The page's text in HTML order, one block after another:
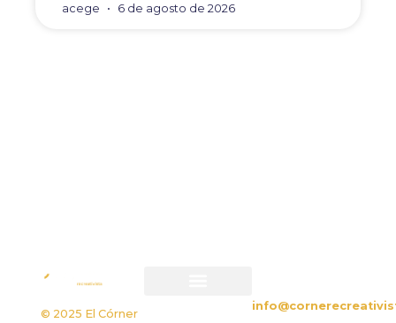
acege 6 de agosto de 2026
© 2025 El Córner